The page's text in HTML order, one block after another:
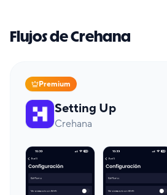
Flujos deCrehana
Premium
Setting Up
Crehana